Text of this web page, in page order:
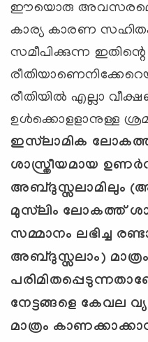
ഈയൊരു
കാര്യ കാരണ
സമീപിക്കുന്ന ഇതിന്റെ
രീതിയില്‍ എല്ലാ
ഉള്‍ക്കൊളളാനുള്ള
ഇസ്‌ലാമിക
ശാസ്ത്രീയമായ
അബ്ദുസ്സലാമിലും
മുസ്‌ലിം ലോകത്ത്
സമ്മാനം ലഭിച്ച
അബ്ദുസ്സലാം) മാത്രം
നേട്ടങ്ങളെ കേവല
മാത്രം